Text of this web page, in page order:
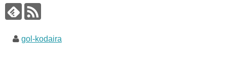
gol-kodaira